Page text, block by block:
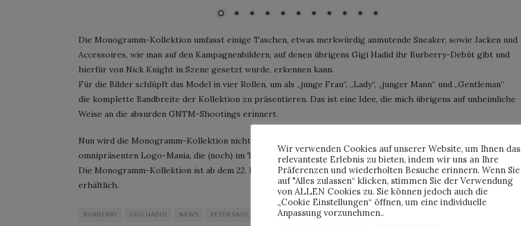
Die Monogramm-Kollektion umfasst einige Taschen, etwas merkwürdig anmutende Sneaker, sowie Jacken und
Accessoires, wie man auf den Kampagnenbildern, auf denen übrigens Gigi Hadid ihr Burberry-Debüt gibt und
hierfür von Nick Knight in Szene gesetzt wurde, erkennen kann.
Für die Bilder schlüpft das Model in vier Rollen, um als „junge Frau“, „Lady“, „junger Mann“ und „Gentleman“
die komplette Bandbreite der Kollektion zu präsentieren. Das ist eine Idee, die mich übrigens auf unheimliche
Weise an die absurden GNTM-Shootings erinnert.
Nun wird die Monogramm-Kollektion nicht jedermanns Geschmack sein, allerdings folgt Riccardo Tisci der
omnipräsenten Logo-Mania, die (noch) im Trend liegt.
Die Monogramm-Kollektion ist ab dem 22. Mai weltweit und online in ausgewählten Burberry-Stores
erhältlich.
BURBERRY GIGI HADID NEWS PETER SAVILLE RICCARDO TISCI
Wir verwenden Cookies auf unserer Website, um Ihnen das
relevanteste Erlebnis zu bieten, indem wir uns an Ihre
Präferenzen und wiederholten Besuche erinnern. Wenn Sie
auf "Alles zulassen“ klicken, stimmen Sie der Verwendung
von ALLEN Cookies zu. Sie können jedoch auch die
„Cookie Einstellungen“ öffnen, um eine individuelle
Anpassung vorzunehmen..